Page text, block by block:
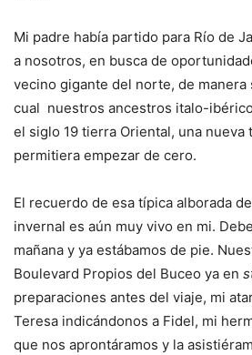
Mi padre había partido para Río de
a nosotros, en busca de
vecino gigante del norte, de manera
cual nuestros ancestros italo-
el siglo 19 tierra Oriental, una nueva
permitiera empezar de cero.
El recuerdo de esa típica alborada
invernal es aún muy vivo en mi.
mañana y ya estábamos de pie.
Boulevard Propios del Buceo ya en
preparaciones antes del viaje, mi
Teresa indicándonos a Fidel, mi
que nos aprontáramos y la